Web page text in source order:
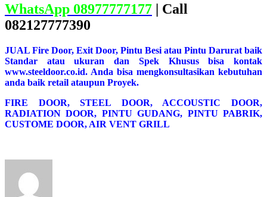
WhatsApp 08977777177 | Call
082127777390
JUAL Fire Door, Exit Door, Pintu Besi atau Pintu Darurat baik
Standar atau ukuran dan Spek Khusus bisa kontak
www.steeldoor.co.id. Anda bisa mengkonsultasikan kebutuhan
anda baik retail ataupun Proyek.
FIRE DOOR, STEEL DOOR, ACCOUSTIC DOOR,
RADIATION DOOR, PINTU GUDANG, PINTU PABRIK,
CUSTOME DOOR, AIR VENT GRILL